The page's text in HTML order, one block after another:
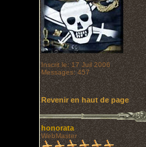
Inscrit le: 17 Juil 2006
Messages: 457
Revenir en haut de page
honorata
WebMaster